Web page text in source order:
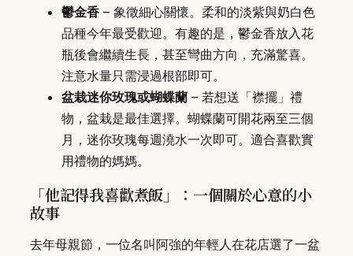
鬱金香 – 象徵細心關懷。柔和的淡紫與奶白色
品種今年最受歡迎。有趣的是，鬱金香放入花
瓶後會繼續生長，甚至彎曲方向，充滿驚喜。
注意水量只需浸過根部即可。
盆栽迷你玫瑰或蝴蝶蘭 – 若想送「襟擺」禮
物，盆栽是最佳選擇。蝴蝶蘭可開花兩至三個
月，迷你玫瑰每週澆水一次即可。適合喜歡實
用禮物的媽媽。
「他記得我喜歡煮飯」：一個關於心意的小
故事
去年母親節，一位名叫阿強的年輕人在花店選了一盆